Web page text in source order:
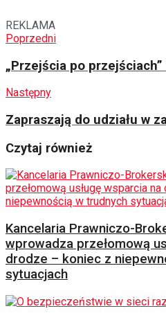
REKLAMA
Poprzedni
„Przejścia po przejściach”
Następny
Zapraszają do udziału w
Czytaj również
Kancelaria Prawniczo-
wprowadza przełomową
drodze – koniec z
sytuacjach